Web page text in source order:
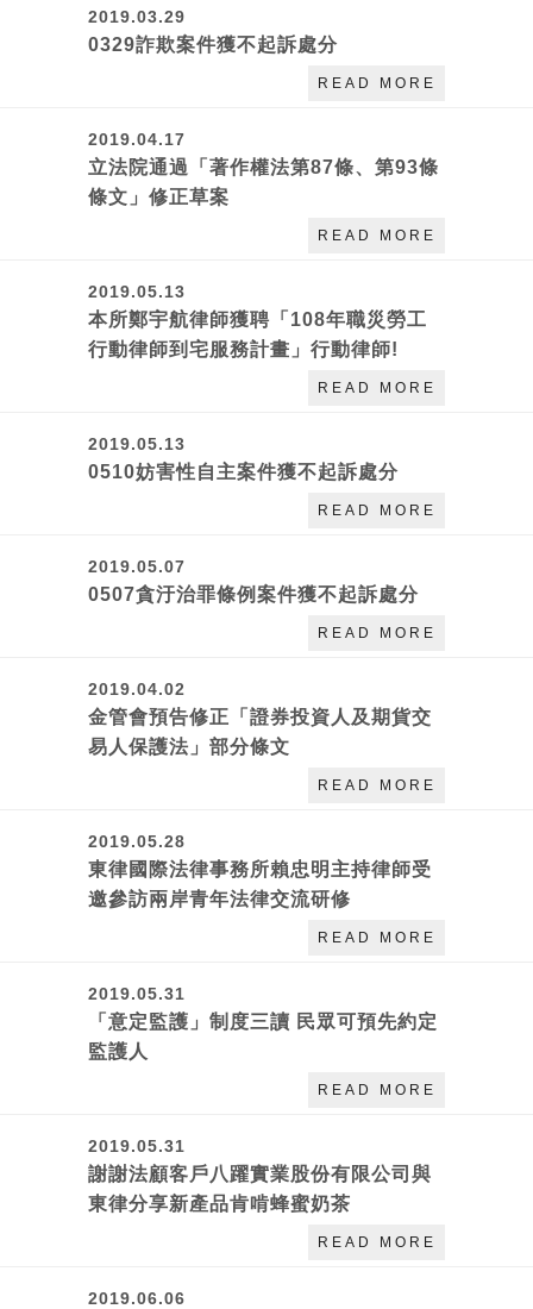
2019.03.29
0329詐欺案件獲不起訴處分
READ MORE
2019.04.17
立法院通過「著作權法第87條、第93條
條文」修正草案
READ MORE
2019.05.13
本所鄭宇航律師獲聘「108年職災勞工
行動律師到宅服務計畫」行動律師!
READ MORE
2019.05.13
0510妨害性自主案件獲不起訴處分
READ MORE
2019.05.07
0507貪汙治罪條例案件獲不起訴處分
READ MORE
2019.04.02
金管會預告修正「證券投資人及期貨交
易人保護法」部分條文
READ MORE
2019.05.28
東律國際法律事務所賴忠明主持律師受
邀參訪兩岸青年法律交流研修
READ MORE
2019.05.31
「意定監護」制度三讀 民眾可預先約定
監護人
READ MORE
2019.05.31
謝謝法顧客戶八躍實業股份有限公司與
東律分享新產品肯啃蜂蜜奶茶
READ MORE
2019.06.06